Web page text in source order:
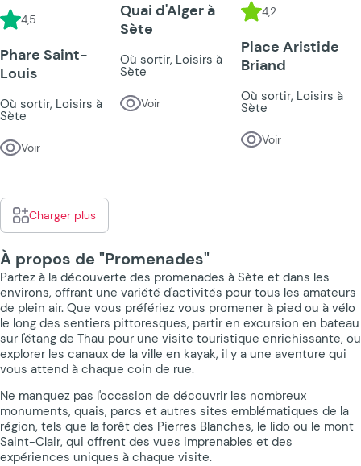
4,5
Phare Saint-
Louis
Où sortir, Loisirs à
Sète
Voir
Quai d'Alger à
Sète
Où sortir, Loisirs à
Sète
Voir
4,2
Place Aristide
Briand
Où sortir, Loisirs à
Sète
Voir
Charger plus
À propos de "Promenades"
Partez à la découverte des promenades à Sète et dans les
environs, offrant une variété d'activités pour tous les amateurs
de plein air. Que vous préfériez vous promener à pied ou à vélo
le long des sentiers pittoresques, partir en excursion en bateau
sur l'étang de Thau pour une visite touristique enrichissante, ou
explorer les canaux de la ville en kayak, il y a une aventure qui
vous attend à chaque coin de rue.
Ne manquez pas l'occasion de découvrir les nombreux
monuments, quais, parcs et autres sites emblématiques de la
région, tels que la forêt des Pierres Blanches, le lido ou le mont
Saint-Clair, qui offrent des vues imprenables et des
expériences uniques à chaque visite.